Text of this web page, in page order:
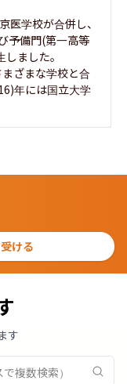
医学校が合併し、
予備門(第一高等
ました。
ざまな学校と合
年には国立大学
ける
す